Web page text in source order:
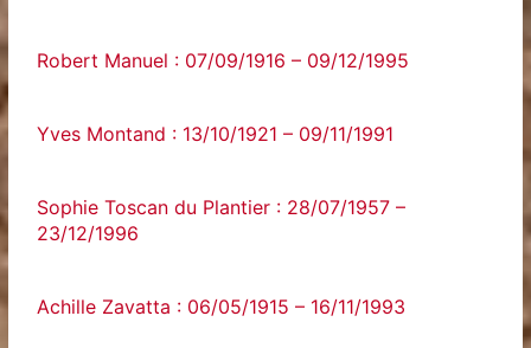
Robert Manuel : 07/09/1916 – 09/12/1995
Yves Montand : 13/10/1921 – 09/11/1991
Sophie Toscan du Plantier : 28/07/1957 –
23/12/1996
Achille Zavatta : 06/05/1915 – 16/11/1993